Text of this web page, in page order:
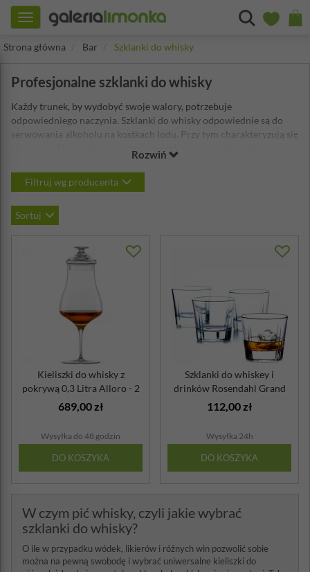
Toggle
navigation
Strona główna
Bar Szklanki do whisky
Profesjonalne szklanki do whisky
Każdy trunek, by wydobyć swoje walory, potrzebuje
odpowiedniego naczynia. Szklanki do whisky odpowiednie są do
serwowania alkoholu na kostkach lodu. Przy tym charakteryzują się
koneserów bursztynowego trunku stanowią znak rozpoznawczy.
Posłużą Cido degustacjii delektowania się wyborną whisky. Nasza
oferta wyróżnia się jakością materiałów - szczególnie kryształowe
szklanki, kształtami - kieliszki do whisky, wyglądem - szlif
kryształowy. Różni producenci prezentują charakterystyczne dla
coś dla siebie. Wyspecjalizowana kategoria w sklepie uzupełniona o
karafki kryształowe do whisky
miłośników whisky.
Rozwiń
Filtruj wg producenta
Sortuj
Kieliszki do whisky z
pokrywą 0,3 Litra Alloro - 2
sztuki
689,00 zł
Wysyłka do 48 godzin
DO KOSZYKA
Szklanki do whiskey i
drinków Rosendahl Grand
Cru 4 sztuki
112,00 zł
Wysyłka 24h
DO KOSZYKA
W czym pić whisky, czyli jakie wybrać
szklanki do whisky?
O ile w przypadku wódek, likierów i różnych win pozwolić sobie
można na pewną swobodę i wybrać uniwersalne kieliszki do